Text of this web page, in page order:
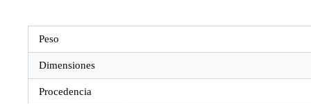
Peso
Dimensiones
Procedencia